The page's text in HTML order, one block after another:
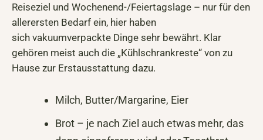
Reiseziel und Wochenend-/Feiertagslage – nur für den
allerersten Bedarf ein, hier haben
sich vakuumverpackte Dinge sehr bewährt. Klar
gehören meist auch die „Kühlschrankreste“ von zu
Hause zur Erstausstattung dazu.
Milch, Butter/Margarine, Eier
Brot – je nach Ziel auch etwas mehr, das